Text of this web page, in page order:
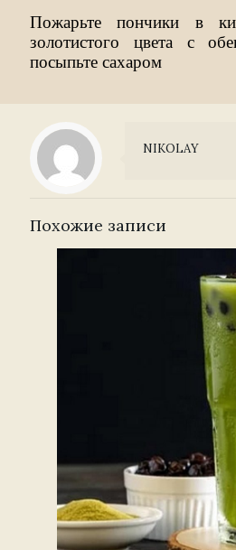
Пожарьте пончики в
золотистого цвета с
посыпьте сахаром
NIKOLAY
Похожие записи